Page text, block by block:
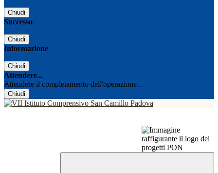
Chiudi
Successo
Chiudi
Informazione
Chiudi
Attendere...
Attendere il completamento dell'operazione...
Chiudi